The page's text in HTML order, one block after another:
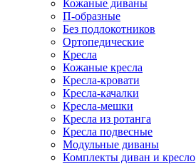
Кожаные диваны
П-образные
Без подлокотников
Ортопедические
Кресла
Кожаные кресла
Кресла-кровати
Кресла-качалки
Кресла-мешки
Кресла из ротанга
Кресла подвесные
Модульные диваны
Комплекты диван и кресло